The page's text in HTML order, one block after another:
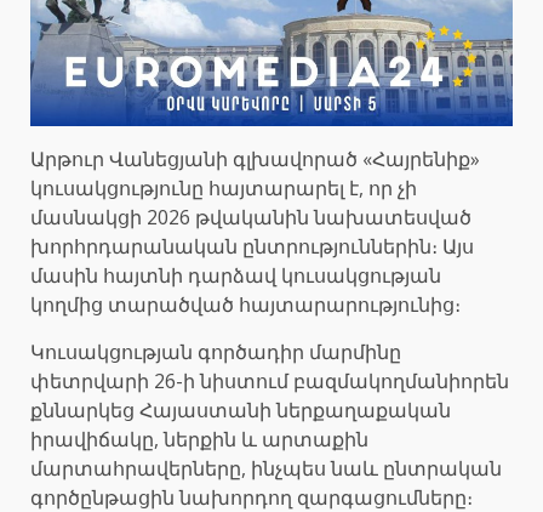
Արթուր Վանեցյանի գլխավորած «Հայրենիք»
կուսակցությունը հայտարարել է, որ չի
մասնակցի 2026 թվականին նախատեսված
խորհրդարանական ընտրություններին։ Այս
մասին հայտնի դարձավ կուսակցության
կողմից տարածված հայտարարությունից։
Կուսակցության գործադիր մարմինը
փետրվարի 26-ի նիստում բազմակողմանիորեն
քննարկեց Հայաստանի ներքաղաքական
իրավիճակը, ներքին և արտաքին
մարտահրավերները, ինչպես նաև ընտրական
գործընթացին նախորդող զարգացումները։